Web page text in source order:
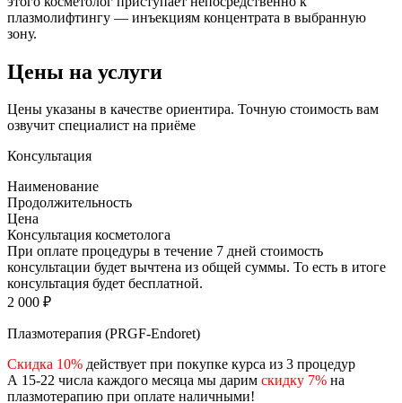
плазмолифтингу — инъекциям концентрата в выбранную
зону.
Цены на услуги
Цены указаны в качестве ориентира. Точную стоимость вам
озвучит специалист на приёме
Консультация
Наименование
Продолжительность
Цена
Консультация косметолога
При оплате процедуры в течение 7 дней стоимость
консультации будет вычтена из общей суммы. То есть в итоге
консультация будет бесплатной.
2 000 ₽
Плазмотерапия (PRGF-Endoret)
Скидка 10% действует при покупке курса из 3 процедур
А 15-22 числа каждого месяца мы дарим скидку 7% на
плазмотерапию при оплате наличными!